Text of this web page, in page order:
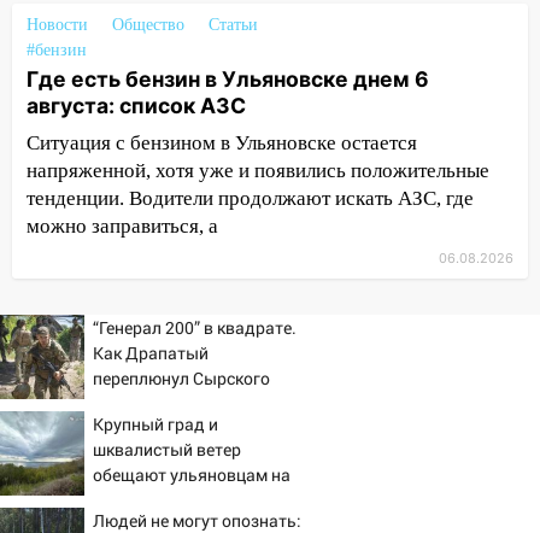
11:38
В Ленинском районе пожар
полностью уничтожил дачный дом и
сарай
11:38 В Госдуме предложили отменить
ЕГЭ с 2027 года
11:25 В Ульяновске ИИ будет выявлять
нарушителей на контейнерных
площадках
Валерия Клейменова выиграла два
золота в составе сборной мира
11:16
В Ульяновске открыли памятную
доску декабристу Кондратию Рылееву
10:40
В Ульяновске спасатели ночью
нашли потерявшегося в заброшенных
садах 79-летнего мужчину
Новости Общество
Статьи
#бензин
Где есть бензин в Ульяновске днем 6
августа: список АЗС
Ситуация с бензином в Ульяновске остается
напряженной, хотя уже и появились положительные
тенденции. Водители продолжают искать АЗС, где
можно заправиться, а
06.08.2026
“Генерал 200” в квадрате.
Как Драпатый
переплюнул Сырского
Крупный град и
шквалистый ветер
обещают ульяновцам на
Людей не могут опознать: